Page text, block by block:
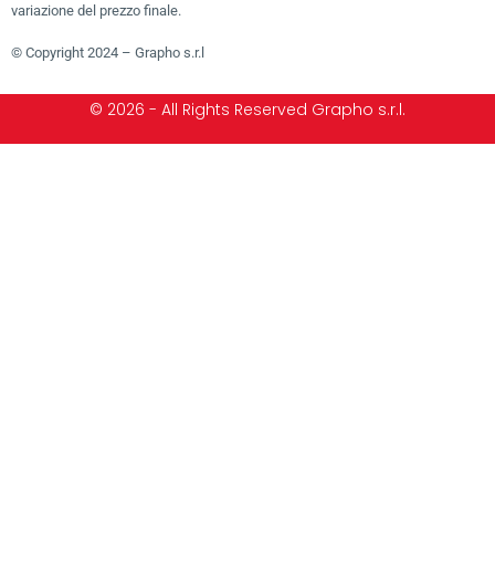
variazione del prezzo finale.
© Copyright 2024 – Grapho s.r.l
© 2026 - All Rights Reserved Grapho s.r.l.